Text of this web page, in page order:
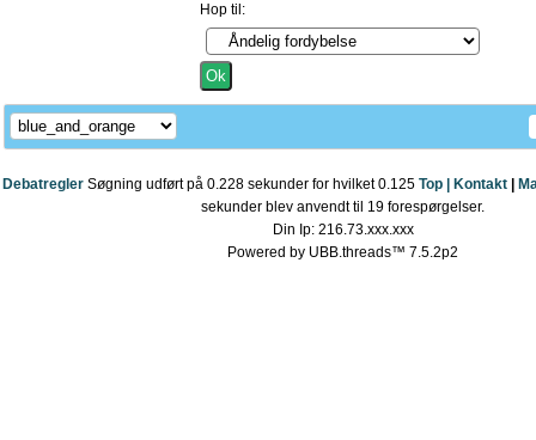
Hop til:
Debatregler Top | Kontakt
Søgning udført på 0.228 sekunder for hvilket 0.125
sekunder blev anvendt til 19 forespørgelser.
Din Ip: 216.73.xxx.xxx
Powered by UBB.threads™ 7.5.2p2